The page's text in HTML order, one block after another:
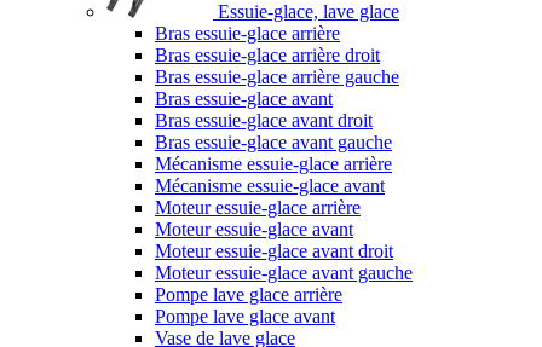
Essuie-glace, lave glace
Bras essuie-glace arrière
Bras essuie-glace arrière droit
Bras essuie-glace arrière gauche
Bras essuie-glace avant
Bras essuie-glace avant droit
Bras essuie-glace avant gauche
Mécanisme essuie-glace arrière
Mécanisme essuie-glace avant
Moteur essuie-glace arrière
Moteur essuie-glace avant
Moteur essuie-glace avant droit
Moteur essuie-glace avant gauche
Pompe lave glace arrière
Pompe lave glace avant
Vase de lave glace